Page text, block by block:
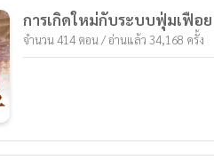
การเกิดใหม่กับระบบฟุ่มเฟือย
จำนวน 414 ตอน / อ่านแล้ว 34,168 ครั้ง